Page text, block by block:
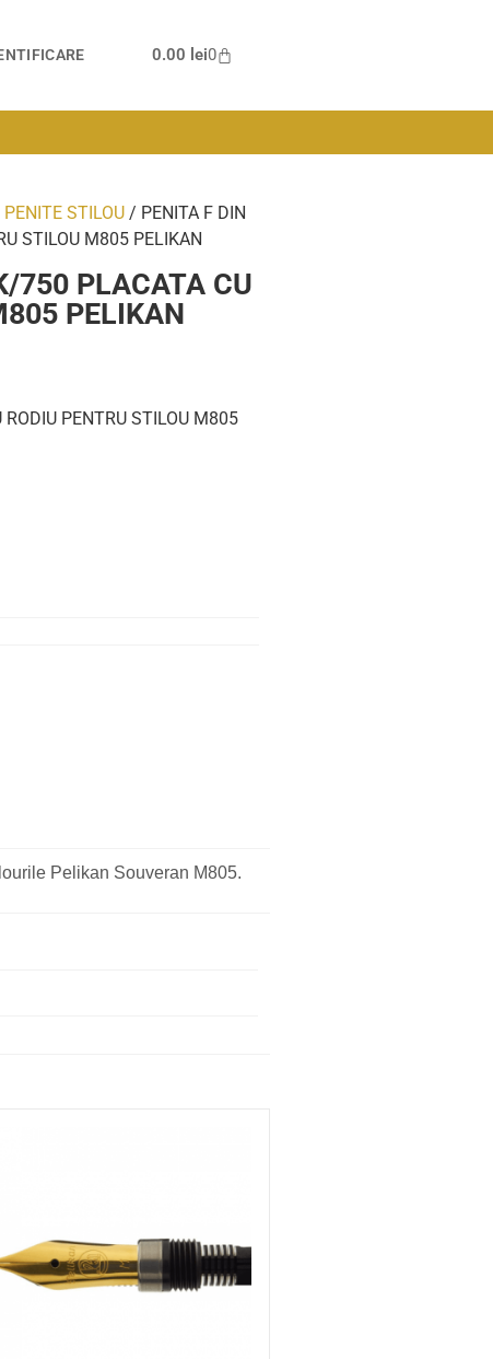
0.00 lei0
PENITE STILOU / PENITA F DIN
STILOU M805 PELIKAN
750 PLACATA CU
PELIKAN
PENTRU STILOU M805
Pelikan Souveran M805.